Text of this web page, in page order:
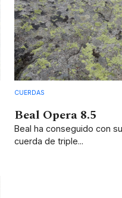
CUERDAS
Beal Opera 8.5
Beal ha conseguido con
cuerda de triple...